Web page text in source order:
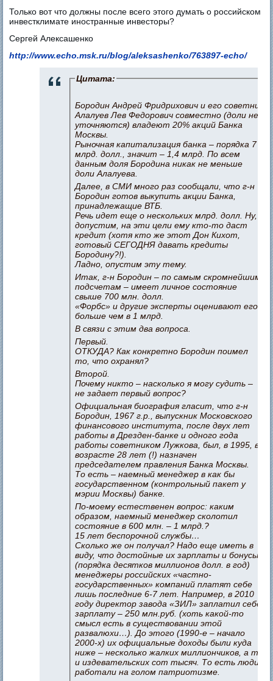
Только вот что должны после всего этого думать о российском
инвестклимате иностранные инвесторы?
Сергей Алексашенко
http://www.echo.msk.ru/blog/aleksashenko/763897-echo/
Цитата:
Бородин Андрей Фридрихович и его советник
Алалуев Лев Федорович совместно (доли не
уточняются) владеют 20% акций Банка
Москвы.
Рыночная капитализация банка – порядка 7
млрд. долл., значит – 1,4 млрд. По всем
данным доля Бородина никак не меньше
доли Алалуева.
Далее, в СМИ много раз сообщали, что г-н
Бородин готов выкупить акции Банка,
принадлежащие ВТБ.
Речь идет еще о нескольких млрд. долл. Ну,
допустим, на эти цели ему кто-то даст
кредит (хотя кто же этот Дон Кихот,
готовый СЕГОДНЯ давать кредиты
Бородину?!).
Ладно, опустим эту тему.
Итак, г-н Бородин – по самым скромнейшим
подсчетам – имеет личное состояние
свыше 700 млн. долл.
«Форбс» и другие эксперты оценивают его
больше чем в 1 млрд.
В связи с этим два вопроса.
Первый.
ОТКУДА? Как конкретно Бородин поимел
то, что охранял?
Второй.
Почему никто – насколько я могу судить –
не задает первый вопрос?
Официальная биография гласит, что г-н
Бородин, 1967 г.р., выпускник Московского
финансового института, после двух лет
работы в Дрезден-банке и одного года
работы советником Лужкова, был, в 1995, в
возрасте 28 лет (!) назначен
председателем правления Банка Москвы.
То есть – наемный менеджер в как бы
государственном (контрольный пакет у
мэрии Москвы) банке.
По-моему естественен вопрос: каким
образом, наемный менеджер сколотил
состояние в 600 млн. – 1 млрд.?
15 лет беспорочной службы…
Сколько же он получал? Надо еще иметь в
виду, что достойные их зарплаты и бонусы
(порядка десятков миллионов долл. в год)
менеджеры российских «частно-
государственных» компаний платят себе
лишь последние 6-7 лет. Например, в 2010
году директор завода «ЗИЛ» заплатил себе
зарплату – 250 млн.руб. (хоть какой-то
смысл есть в существовании этой
развалюхи…). До этого (1990-е – начало
2000-х) их официальные доходы были куда
ниже – несколько жалких миллиончиков, а то
и издевательских сот тысяч. То есть люди
работали на голом патриотизме.